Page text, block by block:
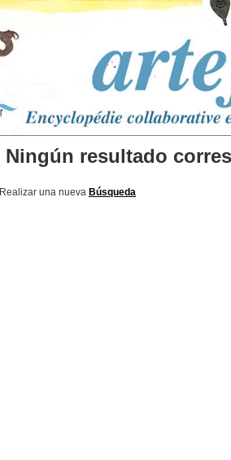
Ningún resultado
Realizar una nueva Búsqueda